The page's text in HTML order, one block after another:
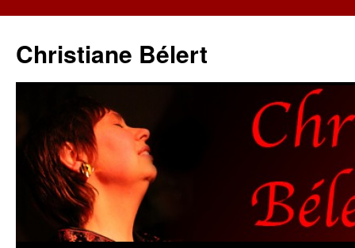
Christiane Bélert